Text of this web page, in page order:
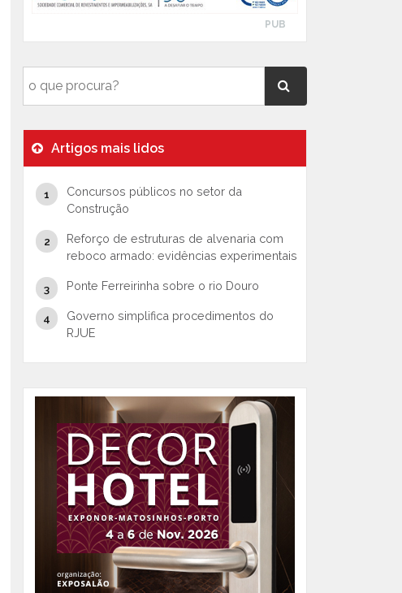
PUB
Artigos mais lidos
Concursos públicos no setor da
Construção
Reforço de estruturas de alvenaria com
reboco armado: evidências experimentais
Ponte Ferreirinha sobre o rio Douro
Governo simplifica procedimentos do
RJUE